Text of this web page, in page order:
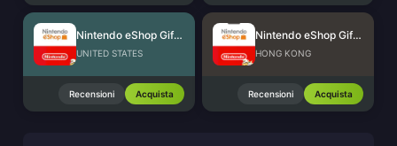
Nintendo eShop Gift Card (US)
UNITED STATES
Recensioni Acquista
Nintendo eShop Gift Card (HK)
HONG KONG
Recensioni Acquista